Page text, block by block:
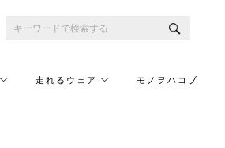
走れるウェア モノヲハコブ